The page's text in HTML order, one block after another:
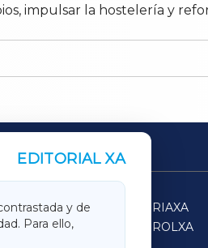
impulsar la hostelería y
EDITORIAL XA
y de
Para ello,
SARRIAXA
FERROLXA